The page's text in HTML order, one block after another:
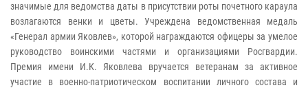
значимые для ведомства даты в присутствии роты почетного караула
возлагаются венки и цветы. Учреждена ведомственная медаль
«Генерал армии Яковлев», которой награждаются офицеры за умелое
руководство воинскими частями и организациями Росгвардии.
Премия имени И.К. Яковлева вручается ветеранам за активное
участие в военно-патриотическом воспитании личного состава и